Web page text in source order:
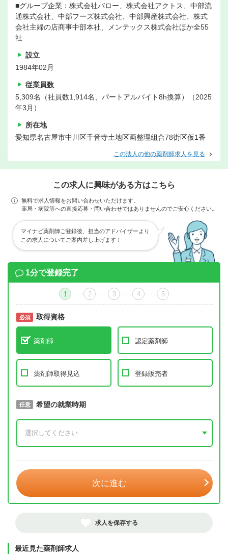
■グループ企業：株式会社バロー、株式会社アクトス、中部流
通株式会社、中部フーズ株式会社、中部興産株式会社、株式
会社主婦の店商事中部本社、メンテックス株式会社ほか全55
社
設立
1984年02月
従業員数
5,309名（社員数1,914名、パートアルバイト8h換算）（2025
年3月）
所在地
愛知県名古屋市中川区千音寺土地区画整理組合78街区仮1番
この法人の他の薬剤師求人を見る
この求人に興味がある方はこちら
無料で求人情報をお問い合わせいただけます。
薬局・病院等への直接応募・問い合わせではありませんのでご安心ください。
マイナビ薬剤師ご登録後、担当のアドバイザーより
この求人についてご案内差し上げます！
1分で登録完了
1 2 3 4 5
必須 取得資格
薬剤師 認定薬剤師
薬剤師取得見込 登録販売者
必須 取得予定年
任意 希望の就業時期
次に進む
求人を保存する
最近見た薬剤師求人